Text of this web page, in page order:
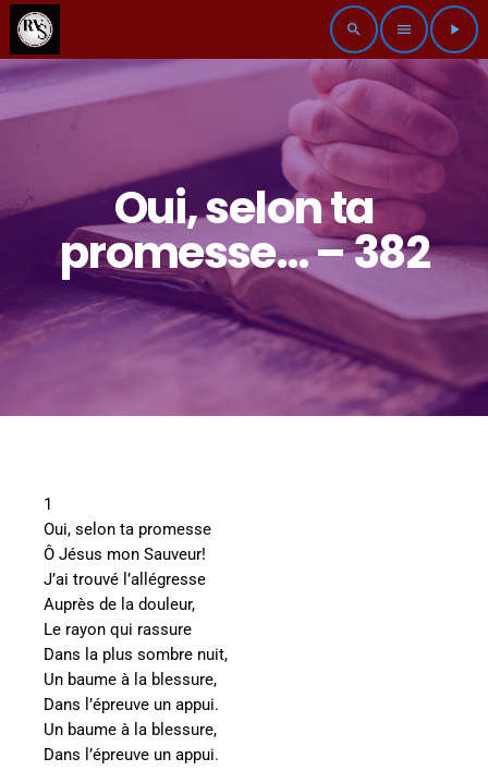
search menu play_arrow
Oui, selon ta
promesse… – 382
1
Oui, selon ta promesse
Ô Jésus mon Sauveur!
J’ai trouvé l’allégresse
Auprès de la douleur,
Le rayon qui rassure
Dans la plus sombre nuit,
Un baume à la blessure,
Dans l’épreuve un appui.
Un baume à la blessure,
Dans l’épreuve un appui.